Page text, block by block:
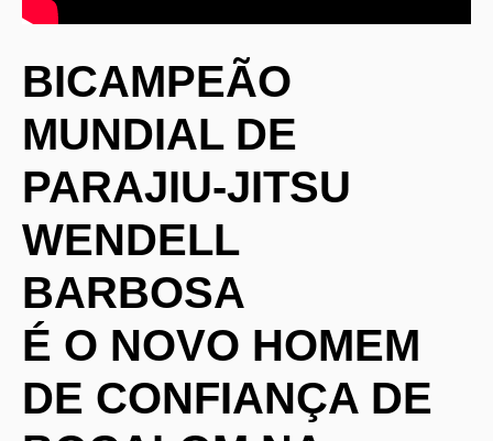
BICAMPEÃO
MUNDIAL DE
PARAJIU-JITSU
WENDELL
BARBOSA
É O NOVO HOMEM
DE CONFIANÇA DE